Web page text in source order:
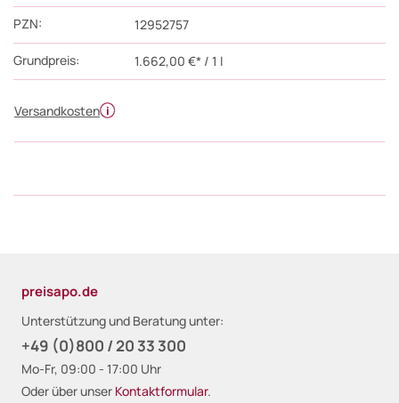
Versandkosten
PZN: 12952757
Grundpreis: 1.662,00 €* / 1 l
preisapo.de
Unterstützung und Beratung unter:
+49 (0)800 / 20 33 300
Mo-Fr, 09:00 - 17:00 Uhr
Oder über unser Kontaktformular.